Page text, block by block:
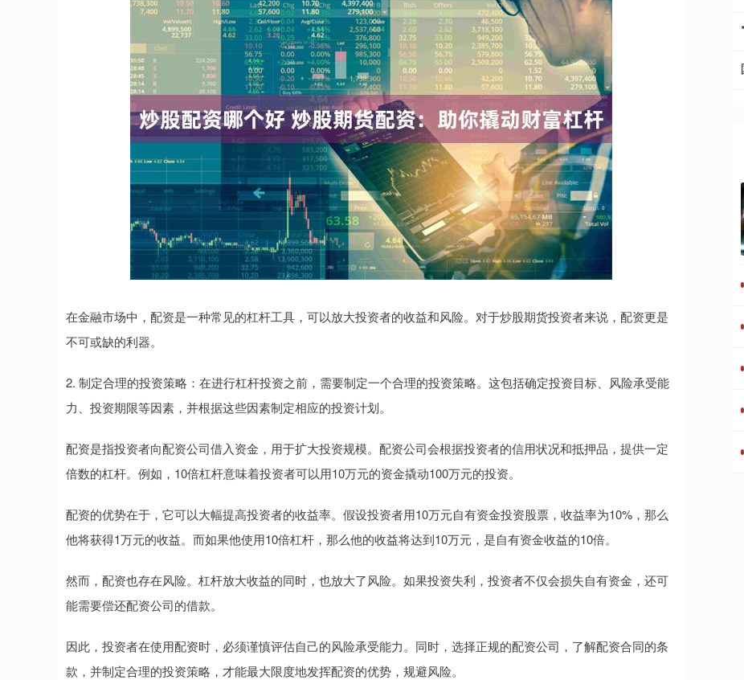
在金融市场中，配资是一种常见的杠杆工具，可以放大投资者的收益和风险。对于炒股期货投资者来说，配资更是
不可或缺的利器。
2. 制定合理的投资策略：在进行杠杆投资之前，需要制定一个合理的投资策略。这包括确定投资目标、风险承受能
力、投资期限等因素，并根据这些因素制定相应的投资计划。
配资是指投资者向配资公司借入资金，用于扩大投资规模。配资公司会根据投资者的信用状况和抵押品，提供一定
倍数的杠杆。例如，10倍杠杆意味着投资者可以用10万元的资金撬动100万元的投资。
配资的优势在于，它可以大幅提高投资者的收益率。假设投资者用10万元自有资金投资股票，收益率为10%，那么
他将获得1万元的收益。而如果他使用10倍杠杆，那么他的收益将达到10万元，是自有资金收益的10倍。
然而，配资也存在风险。杠杆放大收益的同时，也放大了风险。如果投资失利，投资者不仅会损失自有资金，还可
能需要偿还配资公司的借款。
因此，投资者在使用配资时，必须谨慎评估自己的风险承受能力。同时，选择正规的配资公司，了解配资合同的条
款，并制定合理的投资策略，才能最大限度地发挥配资的优势，规避风险。